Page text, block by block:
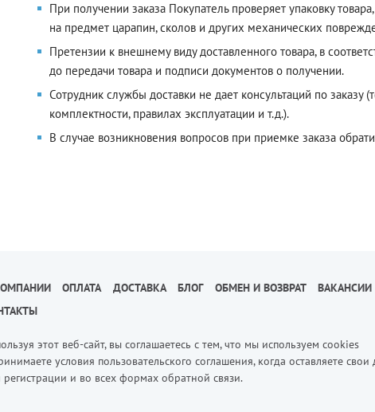
При получении заказа Покупатель проверяет упаковку
на предмет царапин, сколов и других механических
Претензии к внешнему виду доставленного товара, в
до передачи товара и подписи документов о получении.
Сотрудник службы доставки не дает консультаций по заказу
комплектности, правилах эксплуатации и т.д.).
В случае возникновения вопросов при приемке заказа
ОПЛАТА ДОСТАВКА БЛОГ ОБМЕН И ВОЗВРАТ
ВАКАНСИИ
этот веб-сайт, вы соглашаетесь с тем, что мы используем cookies
условия пользовательского соглашения, когда оставляете
регистрации и во всех формах обратной связи.